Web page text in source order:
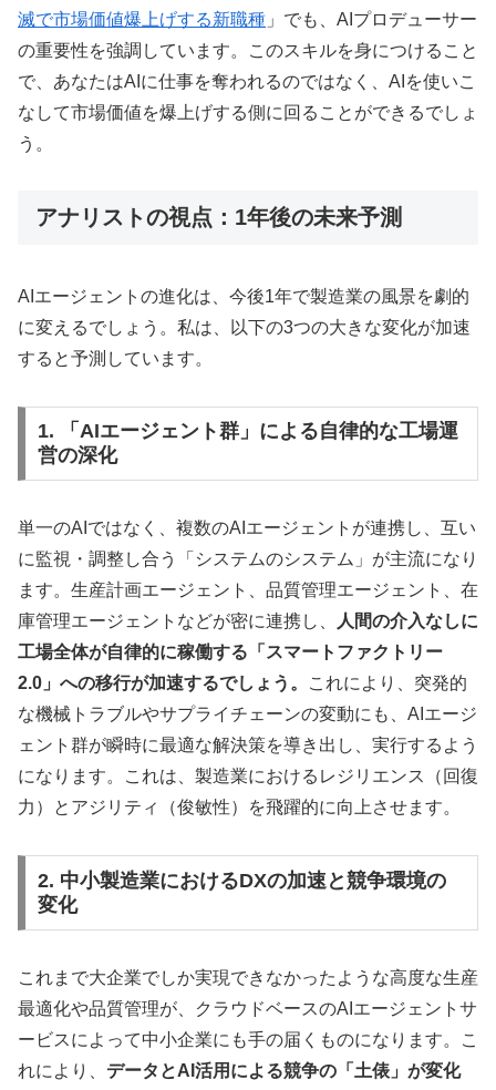
滅で市場価値爆上げする新職種 」でも、AIプロデューサー
の重要性を強調しています。このスキルを身につけること
で、あなたはAIに仕事を奪われるのではなく、AIを使いこ
なして市場価値を爆上げする側に回ることができるでしょ
う。
アナリストの視点：1年後の未来予測
AIエージェントの進化は、今後1年で製造業の風景を劇的
に変えるでしょう。私は、以下の3つの大きな変化が加速
すると予測しています。
1. 「AIエージェント群」による自律的な工場運
営の深化
単一のAIではなく、複数のAIエージェントが連携し、互い
に監視・調整し合う「システムのシステム」が主流になり
ます。生産計画エージェント、品質管理エージェント、在
庫管理エージェントなどが密に連携し、
人間の介入なしに
工場全体が自律的に稼働する「スマートファクトリー
2.0」への移行が加速するでしょう。
これにより、突発的
な機械トラブルやサプライチェーンの変動にも、AIエージ
ェント群が瞬時に最適な解決策を導き出し、実行するよう
になります。これは、製造業におけるレジリエンス（回復
力）とアジリティ（俊敏性）を飛躍的に向上させます。
2. 中小製造業におけるDXの加速と競争環境の
変化
これまで大企業でしか実現できなかったような高度な生産
最適化や品質管理が、クラウドベースのAIエージェントサ
ービスによって中小企業にも手の届くものになります。こ
れにより、 データとAI活用による競争の「土俵」が変化